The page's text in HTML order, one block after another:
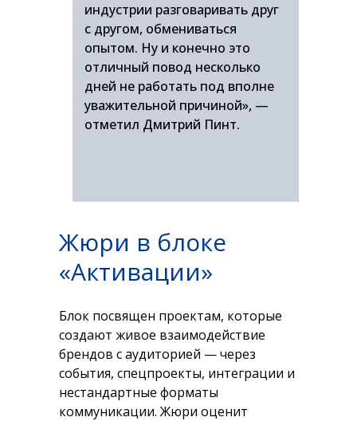
индустрии разговаривать друг
с другом, обмениваться
опытом. Ну и конечно это
отличный повод несколько
дней не работать под вполне
уважительной причиной», —
отметил Дмитрий Пинт.
Жюри в блоке
«Активации»
Блок посвящен проектам, которые
создают живое взаимодействие
брендов с аудиторией — через
события, спецпроекты, интеграции и
нестандартные форматы
коммуникации. Жюри оценит